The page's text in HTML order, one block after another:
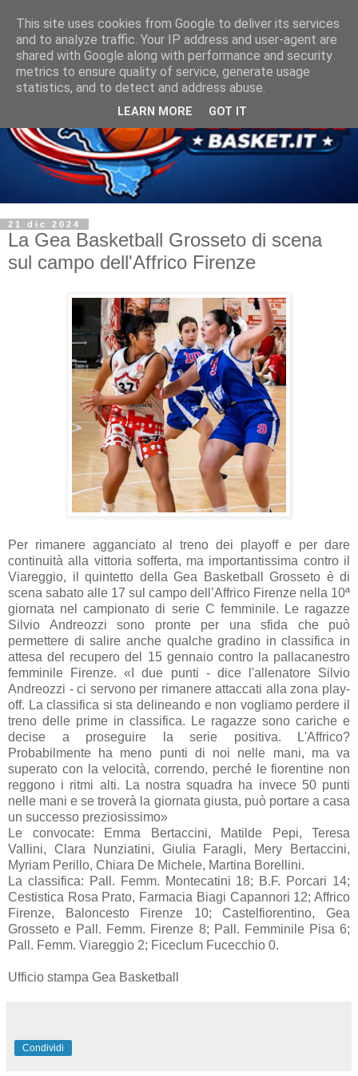
21 dic 2024
La Gea Basketball Grosseto di scena
sul campo dell'Affrico Firenze
Per rimanere agganciato al treno dei playoff e per dare
continuità alla vittoria sofferta, ma importantissima contro il
Viareggio, il quintetto della Gea Basketball Grosseto è di
scena sabato alle 17 sul campo dell’Affrico Firenze nella 10ª
giornata nel campionato di serie C femminile. Le ragazze
Silvio Andreozzi sono pronte per una sfida che può
permettere di salire anche qualche gradino in classifica in
attesa del recupero del 15 gennaio contro la pallacanestro
femminile Firenze. «I due punti - dice l'allenatore Silvio
Andreozzi - ci servono per rimanere attaccati alla zona play-
off. La classifica si sta delineando e non vogliamo perdere il
treno delle prime in classifica. Le ragazze sono cariche e
decise a proseguire la serie positiva. L'Affrico?
Probabilmente ha meno punti di noi nelle mani, ma va
superato con la velocità, correndo, perché le fiorentine non
reggono i ritmi alti. La nostra squadra ha invece 50 punti
nelle mani e se troverà la giornata giusta, può portare a casa
un successo preziosissimo»
Le convocate: Emma Bertaccini, Matilde Pepi, Teresa
Vallini, Clara Nunziatini, Giulia Faragli, Mery Bertaccini,
Myriam Perillo, Chiara De Michele, Martina Borellini.
La classifica: Pall. Femm. Montecatini 18; B.F. Porcari 14;
Cestistica Rosa Prato, Farmacia Biagi Capannori 12; Affrico
Firenze, Baloncesto Firenze 10; Castelfiorentino, Gea
Grosseto e Pall. Femm. Firenze 8; Pall. Femminile Pisa 6;
Pall. Femm. Viareggio 2; Ficeclum Fucecchio 0.
Ufficio stampa Gea Basketball
Condividi
This site uses cookies from Google to deliver its services
and to analyze traffic. Your IP address and user-agent are
shared with Google along with performance and security
metrics to ensure quality of service, generate usage
statistics, and to detect and address abuse.
LEARN MORE GOT IT